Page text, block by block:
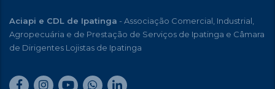
Aciapi e CDL de Ipatinga - Associação Comercial, Industrial,
Agropecuária e de Prestação de Serviços de Ipatinga e Câmara
de Dirigentes Lojistas de Ipatinga